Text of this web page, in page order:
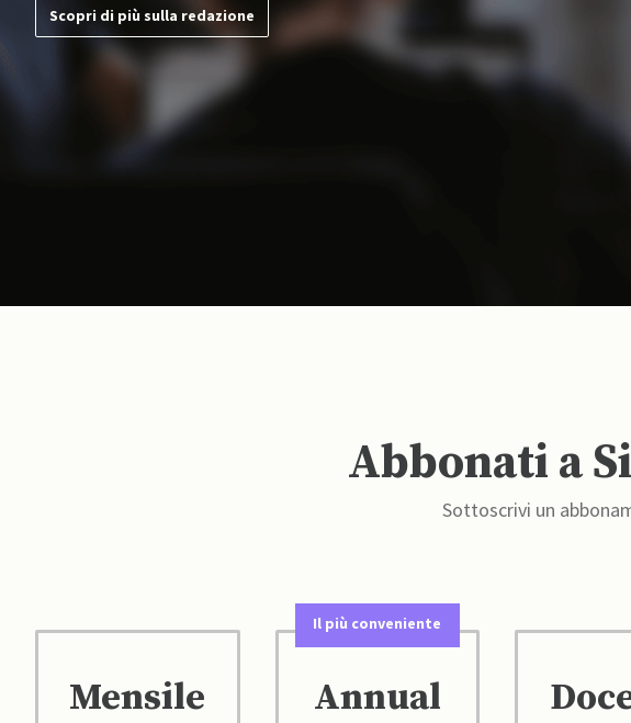
Scopri di più sulla redazione
Abbonati a
Sottoscrivi un
Mensile
Il più conveniente
Annual